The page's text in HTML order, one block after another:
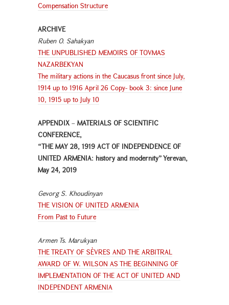
Compensation Structure
ARCHIVE
Ruben O. Sahakyan
THE UNPUBLISHED MEMOIRS OF TOVMAS
NAZARBEKYAN
The military actions in the Caucasus front since July,
1914 up to 1916 April 26 Copy- book 3: since June
10, 1915 up to July 10
APPENDIX – MATERIALS OF SCIENTIFIC
CONFERENCE,
“THE MAY 28, 1919 ACT OF INDEPENDENCE OF
UNITED ARMENIA: history and modernity” Yerevan,
May 24, 2019
Gevorg S. Khoudinyan
THE VISION OF UNITED ARMENIA
From Past to Future
Armen Ts. Marukyan
THE TREATY OF SÈVRES AND THE ARBITRAL
AWARD OF W. WILSON AS THE BEGINNING OF
IMPLEMENTATION OF THE ACT OF UNITED AND
INDEPENDENT ARMENIA